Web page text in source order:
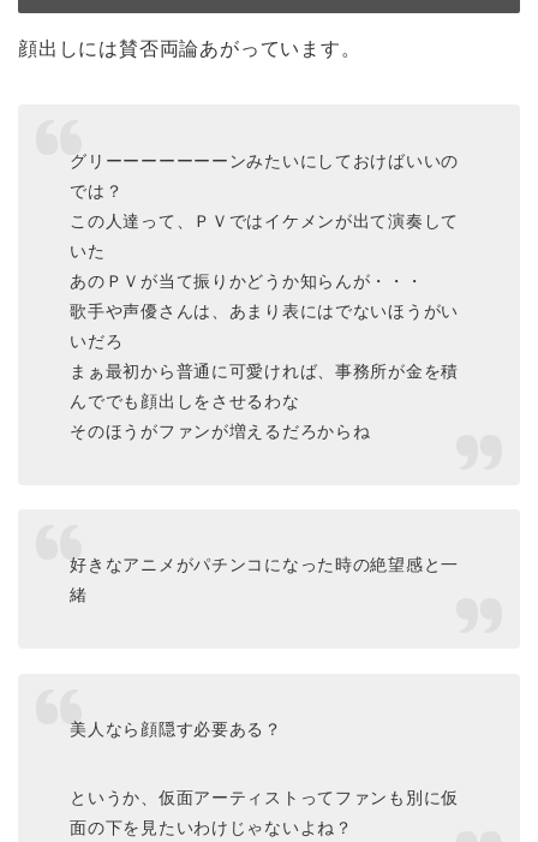
顔出しには賛否両論あがっています。
グリーーーーーーーンみたいにしておけばいいの
では？
この人達って、ＰＶではイケメンが出て演奏して
いた
あのＰＶが当て振りかどうか知らんが・・・
歌手や声優さんは、あまり表にはでないほうがい
いだろ
まぁ最初から普通に可愛ければ、事務所が金を積
んででも顔出しをさせるわな
そのほうがファンが増えるだろからね
好きなアニメがパチンコになった時の絶望感と一
緒
美人なら顔隠す必要ある？
というか、仮面アーティストってファンも別に仮
面の下を見たいわけじゃないよね？